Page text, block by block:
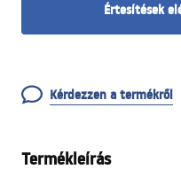
Értesítések
Kérdezzen a termékről
Termékleírás